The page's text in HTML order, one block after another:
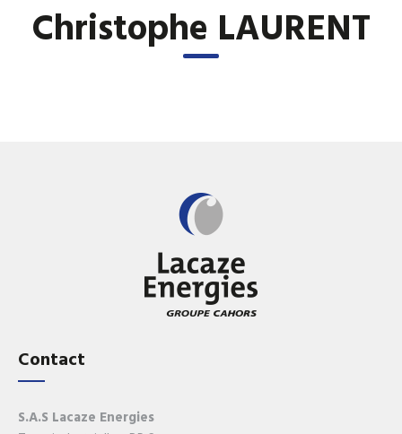
Christophe LAURENT
Contact
S.A.S Lacaze Energies